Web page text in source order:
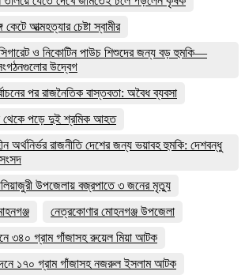
কেটে আত্মহত্যার চেষ্টা স্বামীর
সিগারেট ও নিকোটিন পাউচ শিশুদের জন্য বড় হুমকি—
উদ্বেগ
পর রাজনৈতিক বাস্তবতা: অবৈধ ব্যবসা
থেকে পড়ে দুই শ্রমিক আহত
অর্থনির্ভর রাজনীতি দেশের জন্য ভয়াবহ হুমকি: দেশবন্ধু
সংসদ
উপজেলায় বজ্রপাতে ৩ জনের মৃত্যু
নেত্রকোণার মোহনগঞ্জ উপজেলা
৩৪০ গ্রাম গাঁজাসহ রুয়েল মিয়া আটক
১৭০ গ্রাম গাঁজাসহ নজরুল ইসলাম আটক